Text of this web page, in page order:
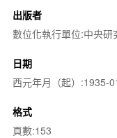
出版者
數位化執行單位:中央研
日期
西元年月（起）:1935-
格式
頁數:153